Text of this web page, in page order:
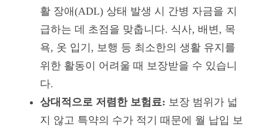
활 장애(ADL) 상태 발생 시 간병 자금을 지
급하는 데 초점을 맞춥니다. 식사, 배변, 목
욕, 옷 입기, 보행 등 최소한의 생활 유지를
위한 활동이 어려울 때 보장받을 수 있습니
다.
상대적으로 저렴한 보험료: 보장 범위가 넓
지 않고 특약의 수가 적기 때문에 월 납입 보